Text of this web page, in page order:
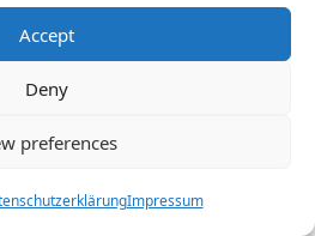
Accept
Deny
preferences
Impressum
lackierte Stoßstange
nur Zeit, sondern auch
Wenn Sie...